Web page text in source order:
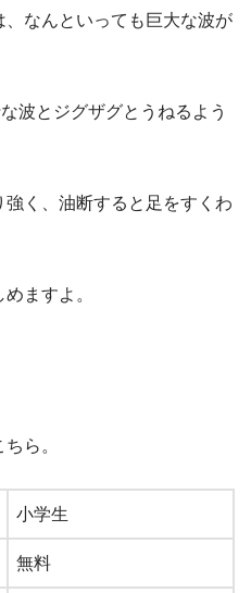
、なんといっても巨大な波が
波とジグザグとうねるよう
く、油断すると足をすくわ
ますよ。
ら。
小学生
無料